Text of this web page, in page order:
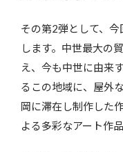
その第2弾として、
します。中世最大の
え、今も中世に由来
るこの地域に、屋外
岡に滞在し制作した
よる多彩なアート作